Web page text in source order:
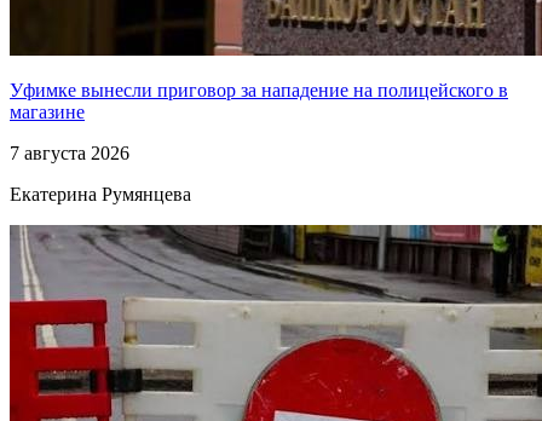
Уфимке вынесли приговор за нападение на полицейского в
магазине
7 августа 2026
Екатерина Румянцева